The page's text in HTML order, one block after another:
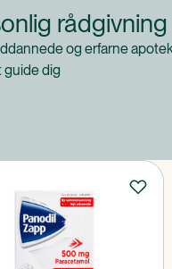
rådgivning
og erfarne
guide dig